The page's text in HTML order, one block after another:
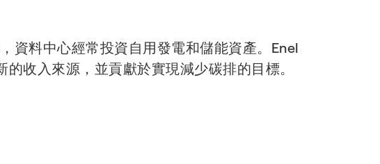
資料中心經常投資自用發電和儲能資產。Enel
的收入來源，並貢獻於實現減少碳排的目標。